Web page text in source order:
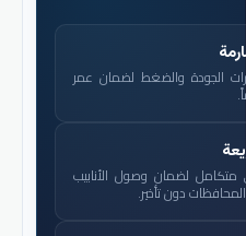
الجودة والضغط لضمان عمر
لضمان وصول الأنابيب
دون تأخير.